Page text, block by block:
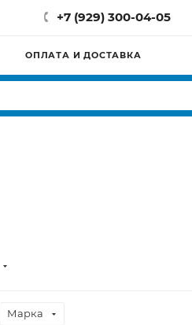
+7 (929) 300-04-05
ОПЛАТА И ДОСТАВКА
Марка